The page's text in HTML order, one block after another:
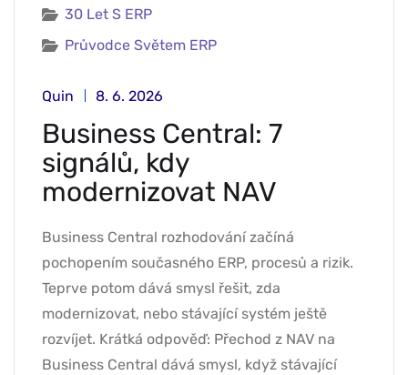
30 Let S ERP
Průvodce Světem ERP
Quin 8. 6. 2026
Business Central: 7
signálů, kdy
modernizovat NAV
Business Central rozhodování začíná
pochopením současného ERP, procesů a rizik.
Teprve potom dává smysl řešit, zda
modernizovat, nebo stávající systém ještě
rozvíjet. Krátká odpověď: Přechod z NAV na
Business Central dává smysl, když stávající